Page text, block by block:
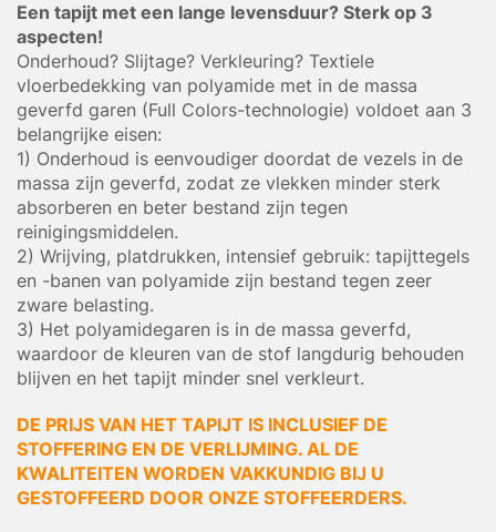
Een tapijt met een lange levensduur? Sterk op 3
aspecten!
Onderhoud? Slijtage? Verkleuring? Textiele
vloerbedekking van polyamide met in de massa
geverfd garen (Full Colors-technologie) voldoet aan 3
belangrijke eisen:
1) Onderhoud is eenvoudiger doordat de vezels in de
massa zijn geverfd, zodat ze vlekken minder sterk
absorberen en beter bestand zijn tegen
reinigingsmiddelen.
2) Wrijving, platdrukken, intensief gebruik: tapijttegels
en -banen van polyamide zijn bestand tegen zeer
zware belasting.
3) Het polyamidegaren is in de massa geverfd,
waardoor de kleuren van de stof langdurig behouden
blijven en het tapijt minder snel verkleurt.
DE PRIJS VAN HET TAPIJT IS INCLUSIEF DE
STOFFERING EN DE VERLIJMING. AL DE
KWALITEITEN WORDEN VAKKUNDIG BIJ U
GESTOFFEERD DOOR ONZE STOFFEERDERS.